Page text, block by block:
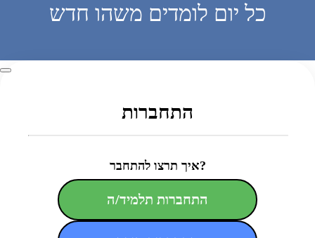
כל יום לומדים משהו חדש
התחברות
איך תרצו להתחבר?
התחברות תלמיד/ה